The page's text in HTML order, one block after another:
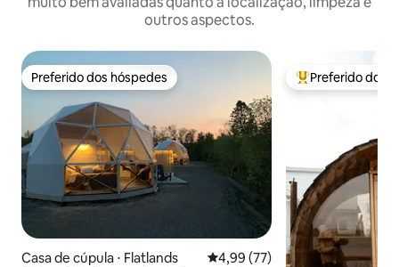
outros aspectos.
Preferido dos hóspedes
Preferido dos hóspedes
Casa de cúpula ⋅ Flatlands 4,99 de uma avaliação média
4,99 (77)
Entre os
Preferido dos